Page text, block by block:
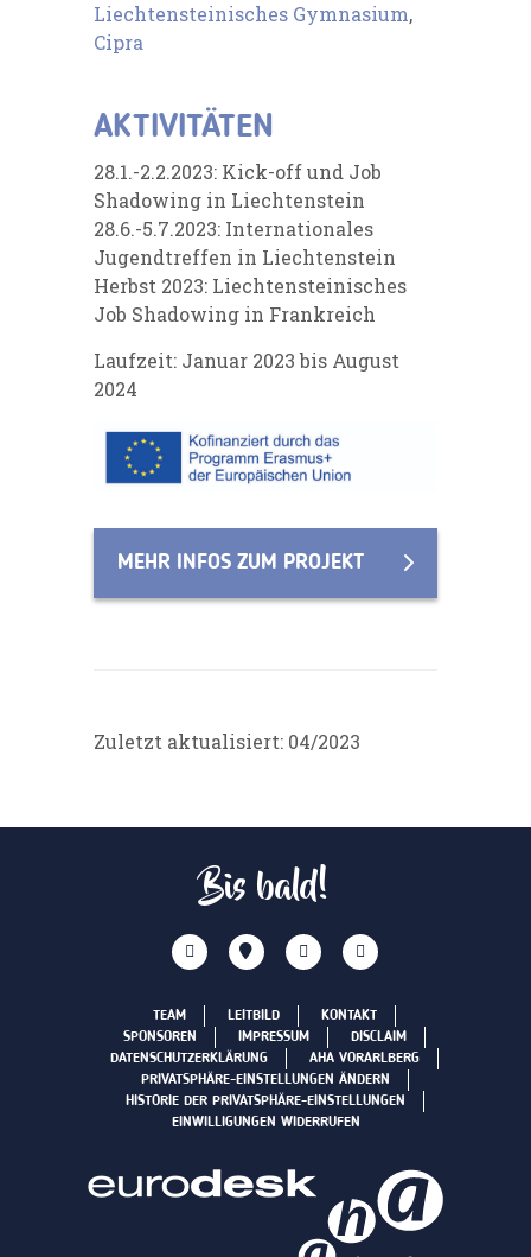
Liechtensteinisches Gymnasium,
Cipra
AKTIVITÄTEN
28.1.-2.2.2023: Kick-off und Job
Shadowing in Liechtenstein
28.6.-5.7.2023: Internationales
Jugendtreffen in Liechtenstein
Herbst 2023: Liechtensteinisches
Job Shadowing in Frankreich
Laufzeit: Januar 2023 bis August
2024
MEHR INFOS ZUM PROJEKT
Zuletzt aktualisiert: 04/2023
Bis bald!
TEAM LEITBILD
KONTAKT
SPONSOREN
IMPRESSUM
DISCLAIM
DATENSCHUTZERKLÄRUNG
AHA VORARLBERG
PRIVATSPHÄRE-EINSTELLUNGEN ÄNDERN
HISTORIE DER PRIVATSPHÄRE-EINSTELLUNGEN
EINWILLIGUNGEN WIDERRUFEN